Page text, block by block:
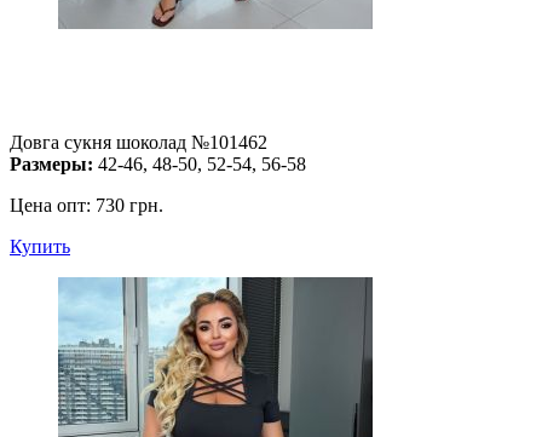
Довга сукня шоколад №101462
Размеры: 42-46, 48-50, 52-54, 56-58
Цена опт: 730 грн.
Купить